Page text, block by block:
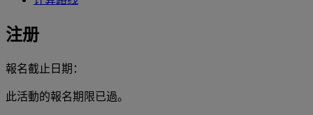
注册
報名截止日期：
此活動的報名期限已過。